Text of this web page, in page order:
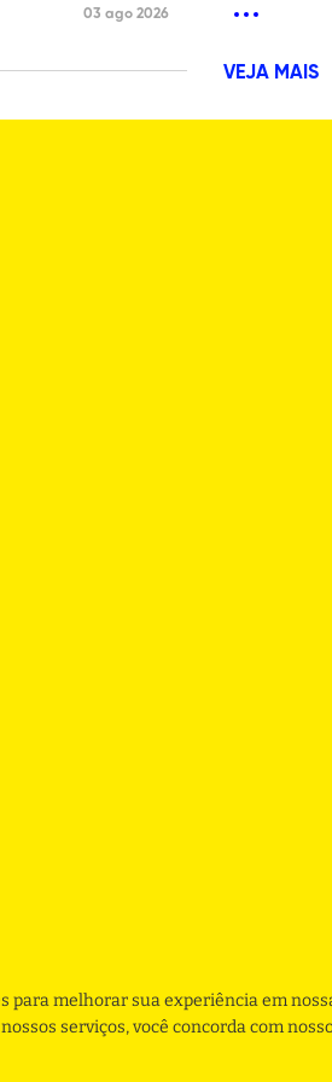
03 ago 2026
VEJA MAIS
para melhorar sua experiência em
serviços, você concorda com